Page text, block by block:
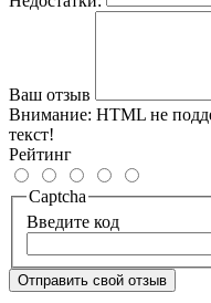
Ваш отзыв
Внимание: HTML не
текст!
Рейтинг
Captcha
Введите код
Отправить свой отзыв